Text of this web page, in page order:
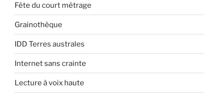
Fête du court métrage
Grainothèque
IDD Terres australes
Internet sans crainte
Lecture à voix haute